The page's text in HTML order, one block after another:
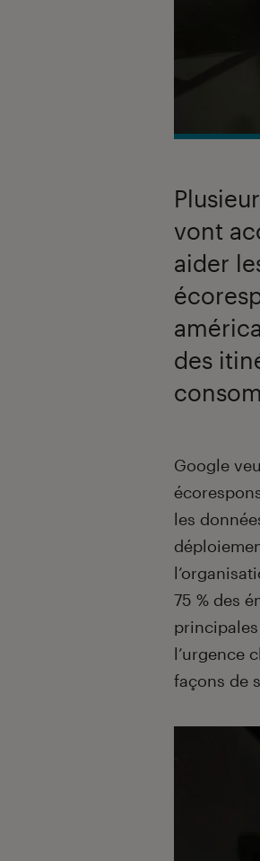
vont
aider
des
Google
les
75 % des
l’urgence
façons de